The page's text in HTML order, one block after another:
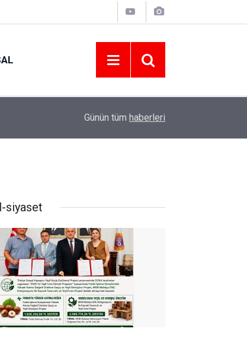
YENİ PARTİ ALTINORDU’DA KURUCU
Günün tüm haberleri
siyaset